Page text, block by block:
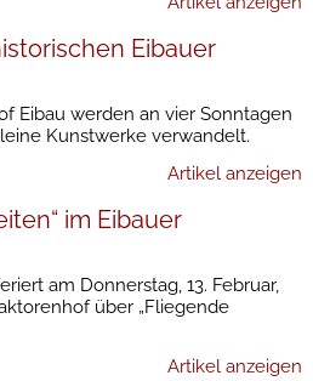
Eibauer
Eibau werden an vier Sonntagen
Kunstwerke verwandelt.
Artikel anzeigen
im Eibauer
am Donnerstag, 13. Februar,
über „Fliegende
Artikel anzeigen